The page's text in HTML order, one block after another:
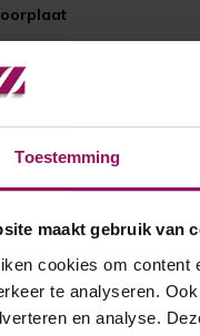
Toestemming
maakt gebruik van
cookies om content
te analyseren.
en analyse.